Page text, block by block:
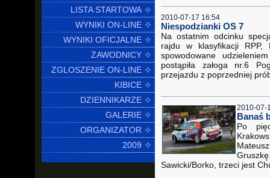
LISTA STARTOWA
WYNIKI ON-LINE
WYNIKI OFICJALNE
ZAWODNICY
ZGLOSZENIE ON-LINE
KIBICE
DZIENNIKARZE
GALERIE
ORGANIZATOR
2009
2010-07-17 16:54
Niespodzianki OS 7
Na ostatnim odcinku
rajdu w klasyfikacji RPP,
spowodowane
postąpiła załoga nr.6
przejazdu z poprzedniej
2010-07-
Banaś
Po
Sawicki/Borko, trzeci jest